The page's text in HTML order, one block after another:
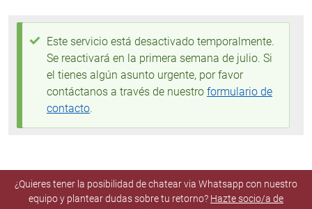
Mensaje de estado
Este servicio está desactivado temporalmente.
Se reactivará en la primera semana de julio. Si
el tienes algún asunto urgente, por favor
contáctanos a través de nuestro formulario de
contacto.
¿Quieres tener la posibilidad de chatear via Whatsapp con nuestro
equipo y plantear dudas sobre tu retorno? Hazte socio/a de